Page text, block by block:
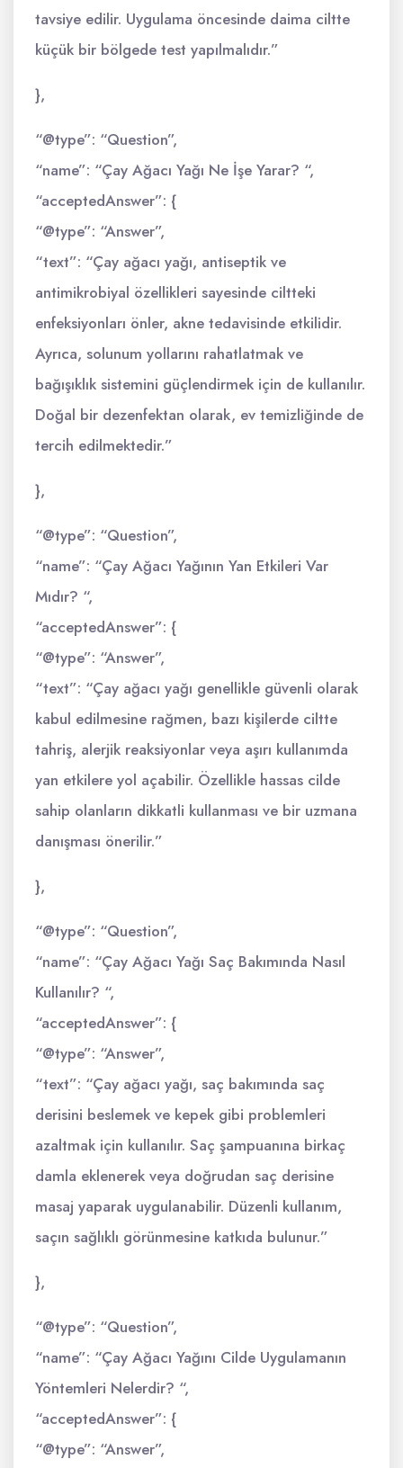
tavsiye edilir. Uygulama öncesinde daima ciltte
küçük bir bölgede test yapılmalıdır.”
},
“@type”: “Question”,
“name”: “Çay Ağacı Yağı Ne İşe Yarar? “,
“acceptedAnswer”: {
“@type”: “Answer”,
“text”: “Çay ağacı yağı, antiseptik ve
antimikrobiyal özellikleri sayesinde ciltteki
enfeksiyonları önler, akne tedavisinde etkilidir.
Ayrıca, solunum yollarını rahatlatmak ve
bağışıklık sistemini güçlendirmek için de kullanılır.
Doğal bir dezenfektan olarak, ev temizliğinde de
tercih edilmektedir.”
},
“@type”: “Question”,
“name”: “Çay Ağacı Yağının Yan Etkileri Var
Mıdır? “,
“acceptedAnswer”: {
“@type”: “Answer”,
“text”: “Çay ağacı yağı genellikle güvenli olarak
kabul edilmesine rağmen, bazı kişilerde ciltte
tahriş, alerjik reaksiyonlar veya aşırı kullanımda
yan etkilere yol açabilir. Özellikle hassas cilde
sahip olanların dikkatli kullanması ve bir uzmana
danışması önerilir.”
},
“@type”: “Question”,
“name”: “Çay Ağacı Yağı Saç Bakımında Nasıl
Kullanılır? “,
“acceptedAnswer”: {
“@type”: “Answer”,
“text”: “Çay ağacı yağı, saç bakımında saç
derisini beslemek ve kepek gibi problemleri
azaltmak için kullanılır. Saç şampuanına birkaç
damla eklenerek veya doğrudan saç derisine
masaj yaparak uygulanabilir. Düzenli kullanım,
saçın sağlıklı görünmesine katkıda bulunur.”
},
“@type”: “Question”,
“name”: “Çay Ağacı Yağını Cilde Uygulamanın
Yöntemleri Nelerdir? “,
“acceptedAnswer”: {
“@type”: “Answer”,